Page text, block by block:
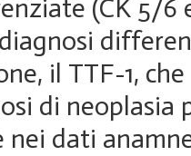
(CK 5/6
il TTF-1,
di neoplasia
nei dati